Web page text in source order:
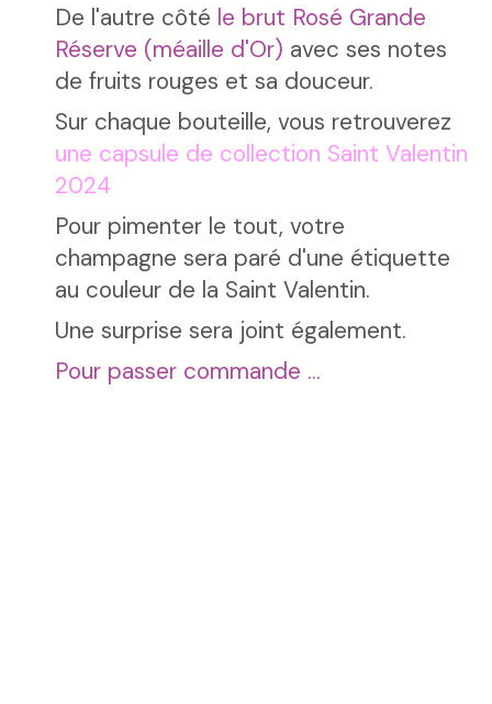
De l'autre côté le brut Rosé Grande
Réserve (méaille d'Or) avec ses notes
de fruits rouges et sa douceur.
Sur chaque bouteille, vous retrouverez
une capsule de collection Saint Valentin
2024
Pour pimenter le tout, votre
champagne sera paré d'une étiquette
au couleur de la Saint Valentin.
Une surprise sera joint également.
Pour passer commande ...